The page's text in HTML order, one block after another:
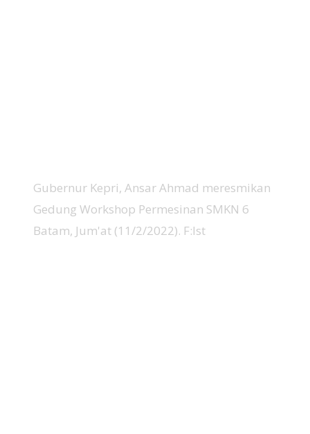
Gubernur Kepri, Ansar Ahmad meresmikan
Gedung Workshop Permesinan SMKN 6
Batam, Jum'at (11/2/2022). F:Ist